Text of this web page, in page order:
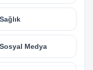
Sağlık
Sosyal Medya